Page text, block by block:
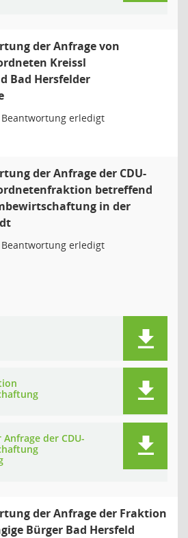
der Anfrage von
Kreissl
Bad Hersfelder
Beantwortung erledigt
der Anfrage der CDU-
betreffend
in der
Beantwortung erledigt
der CDU-
der Anfrage der Fraktion
Bürger Bad Hersfeld